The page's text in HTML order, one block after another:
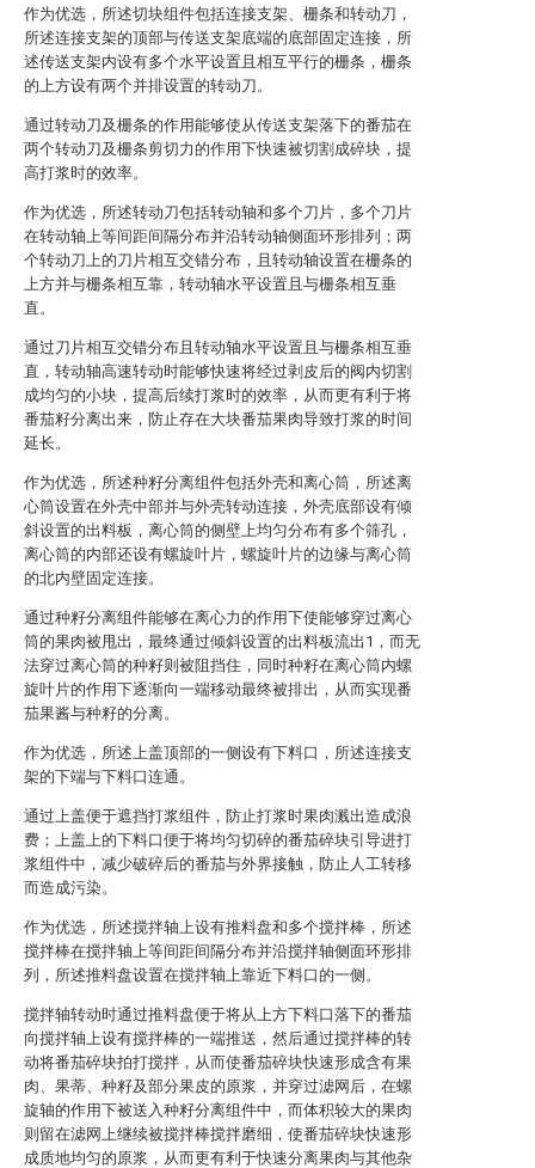
作为优选，所述切块组件包括连接支架、栅条和转动刀，
所述连接支架的顶部与传送支架底端的底部固定连接，所
述传送支架内设有多个水平设置且相互平行的栅条，栅条
的上方设有两个并排设置的转动刀。
通过转动刀及栅条的作用能够使从传送支架落下的番茄在
两个转动刀及栅条剪切力的作用下快速被切割成碎块，提
高打浆时的效率。
作为优选，所述转动刀包括转动轴和多个刀片，多个刀片
在转动轴上等间距间隔分布并沿转动轴侧面环形排列；两
个转动刀上的刀片相互交错分布，且转动轴设置在栅条的
上方并与栅条相互靠，转动轴水平设置且与栅条相互垂
直。
通过刀片相互交错分布且转动轴水平设置且与栅条相互垂
直，转动轴高速转动时能够快速将经过剥皮后的阀内切割
成均匀的小块，提高后续打浆时的效率，从而更有利于将
番茄籽分离出来，防止存在大块番茄果肉导致打浆的时间
延长。
作为优选，所述种籽分离组件包括外壳和离心筒，所述离
心筒设置在外壳中部并与外壳转动连接，外壳底部设有倾
斜设置的出料板，离心筒的侧壁上均匀分布有多个筛孔，
离心筒的内部还设有螺旋叶片，螺旋叶片的边缘与离心筒
的北内壁固定连接。
通过种籽分离组件能够在离心力的作用下使能够穿过离心
筒的果肉被甩出，最终通过倾斜设置的出料板流出1，而无
法穿过离心筒的种籽则被阻挡住，同时种籽在离心筒内螺
旋叶片的作用下逐渐向一端移动最终被排出，从而实现番
茄果酱与种籽的分离。
作为优选，所述上盖顶部的一侧设有下料口，所述连接支
架的下端与下料口连通。
通过上盖便于遮挡打浆组件，防止打浆时果肉溅出造成浪
费；上盖上的下料口便于将均匀切碎的番茄碎块引导进打
浆组件中，减少破碎后的番茄与外界接触，防止人工转移
而造成污染。
作为优选，所述搅拌轴上设有推料盘和多个搅拌棒，所述
搅拌棒在搅拌轴上等间距间隔分布并沿搅拌轴侧面环形排
列，所述推料盘设置在搅拌轴上靠近下料口的一侧。
搅拌轴转动时通过推料盘便于将从上方下料口落下的番茄
向搅拌轴上设有搅拌棒的一端推送，然后通过搅拌棒的转
动将番茄碎块拍打搅拌，从而使番茄碎块快速形成含有果
肉、果蒂、种籽及部分果皮的原浆，并穿过滤网后，在螺
旋轴的作用下被送入种籽分离组件中，而体积较大的果肉
则留在滤网上继续被搅拌棒搅拌磨细，使番茄碎块快速形
成质地均匀的原浆，从而更有利于快速分离果肉与其他杂